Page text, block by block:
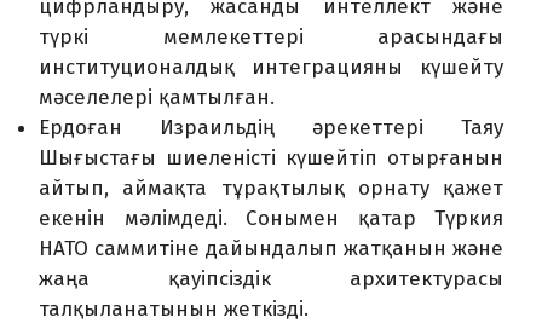
цифрландыру, жасанды интеллект және
түркі мемлекеттері арасындағы
институционалдық интеграцияны күшейту
мәселелері қамтылған.
Ердоған Израильдің әрекеттері Таяу
Шығыстағы шиеленісті күшейтіп отырғанын
айтып, аймақта тұрақтылық орнату қажет
екенін мәлімдеді. Сонымен қатар Түркия
НАТО саммитіне дайындалып жатқанын және
жаңа қауіпсіздік архитектурасы
талқыланатынын жеткізді.